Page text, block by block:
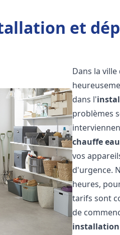
et
Dans la ville
dans l'
problèmes
chauffe eau
vos
d'urgence.
heures,
tarifs sont
de
installation